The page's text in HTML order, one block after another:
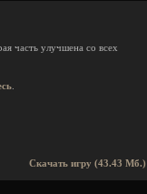
часть улучшена со всех
Скачать игру (43.43 Мб.)